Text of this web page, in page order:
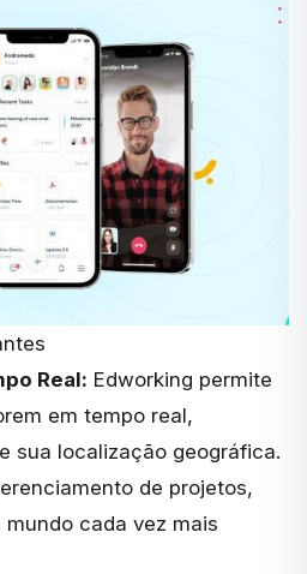
Real: Edworking permite
em tempo real,
sua localização geográfica.
de projetos,
cada vez mais